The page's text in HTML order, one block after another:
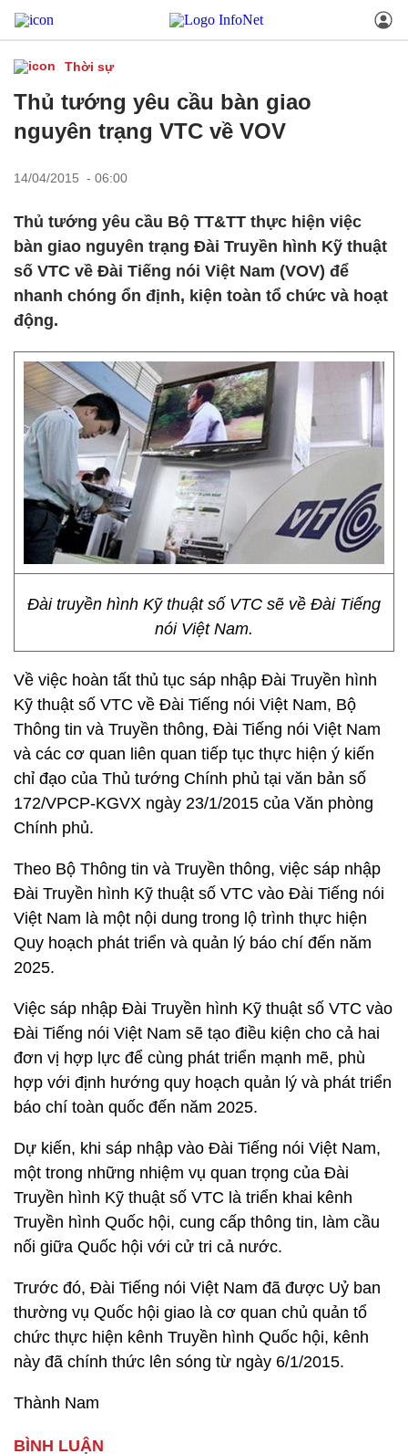
Thời sự
Thủ tướng yêu cầu bàn giao
nguyên trạng VTC về VOV
14/04/2015 - 06:00
Thủ tướng yêu cầu Bộ TT&TT thực hiện việc
bàn giao nguyên trạng Đài Truyền hình Kỹ thuật
số VTC về Đài Tiếng nói Việt Nam (VOV) để
nhanh chóng ổn định, kiện toàn tổ chức và hoạt
động.
Đài truyền hình Kỹ thuật số VTC sẽ về Đài Tiếng
nói Việt Nam.
Về việc hoàn tất thủ tục sáp nhập Đài Truyền hình
Kỹ thuật số VTC về Đài Tiếng nói Việt Nam, Bộ
Thông tin và Truyền thông, Đài Tiếng nói Việt Nam
và các cơ quan liên quan tiếp tục thực hiện ý kiến
chỉ đạo của Thủ tướng Chính phủ tại văn bản số
172/VPCP-KGVX ngày 23/1/2015 của Văn phòng
Chính phủ.
Theo Bộ Thông tin và Truyền thông, việc sáp nhập
Đài Truyền hình Kỹ thuật số VTC vào Đài Tiếng nói
Việt Nam là một nội dung trong lộ trình thực hiện
Quy hoạch phát triển và quản lý báo chí đến năm
2025.
Việc sáp nhập Đài Truyền hình Kỹ thuật số VTC vào
Đài Tiếng nói Việt Nam sẽ tạo điều kiện cho cả hai
đơn vị hợp lực để cùng phát triển mạnh mẽ, phù
hợp với định hướng quy hoạch quản lý và phát triển
báo chí toàn quốc đến năm 2025.
Dự kiến, khi sáp nhập vào Đài Tiếng nói Việt Nam,
một trong những nhiệm vụ quan trọng của Đài
Truyền hình Kỹ thuật số VTC là triển khai kênh
Truyền hình Quốc hội, cung cấp thông tin, làm cầu
nối giữa Quốc hội với cử tri cả nước.
Trước đó, Đài Tiếng nói Việt Nam đã được Uỷ ban
thường vụ Quốc hội giao là cơ quan chủ quản tổ
chức thực hiện kênh Truyền hình Quốc hội, kênh
này đã chính thức lên sóng từ ngày 6/1/2015.
Thành Nam